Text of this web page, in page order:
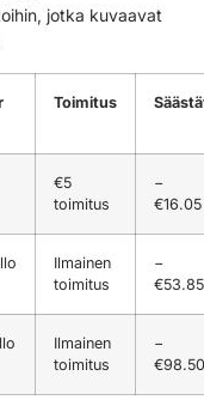
jotka kuvaavat
Toimitus
€5
toimitus
−
€16.05
Ilmainen
toimitus
−
€53.85
Ilmainen
toimitus
−
€98.50